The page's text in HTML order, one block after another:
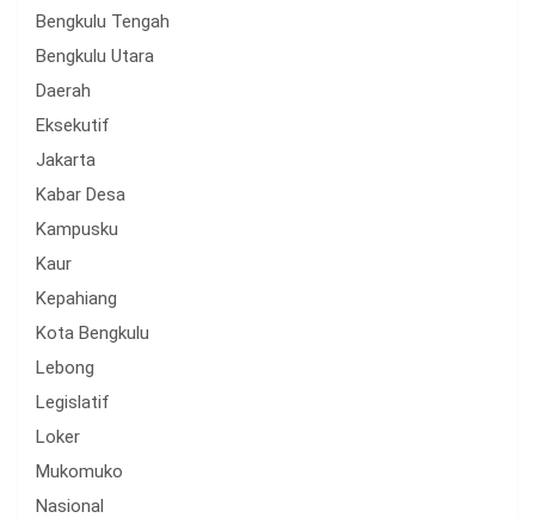
Bengkulu Tengah
Bengkulu Utara
Daerah
Eksekutif
Jakarta
Kabar Desa
Kampusku
Kaur
Kepahiang
Kota Bengkulu
Lebong
Legislatif
Loker
Mukomuko
Nasional